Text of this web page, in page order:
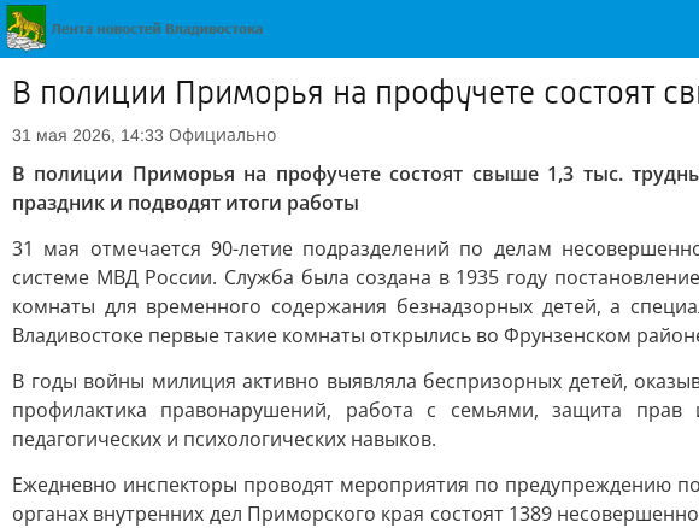
В полиции Приморья на профучете состоят
31 мая 2026, 14:33 Официально
В полиции Приморья на профучете состоят свыше 1,3 тыс.
праздник и подводят итоги работы
31 мая отмечается 90-летие подразделений по делам
системе МВД России. Служба была создана в 1935 году
комнаты для временного содержания безнадзорных детей, а
Владивостоке первые такие комнаты открылись во Фрунзенском
В годы войны милиция активно выявляла беспризорных детей,
профилактика правонарушений, работа с семьями, защита
педагогических и психологических навыков.
Ежедневно инспекторы проводят мероприятия по предупреждению
органах внутренних дел Приморского края состоят 1389